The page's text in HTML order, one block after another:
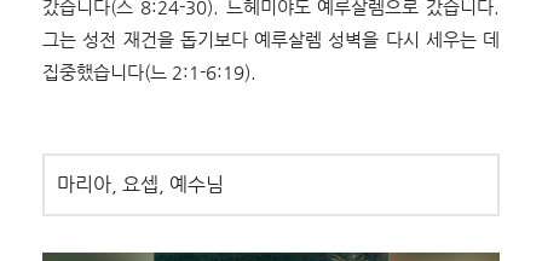
갔습니다(스 8:24-30). 느헤미야도 예루살렘으로 갔습니다.
그는 성전 재건을 돕기보다 예루살렘 성벽을 다시 세우는 데
집중했습니다(느 2:1-6:19).
마리아, 요셉, 예수님